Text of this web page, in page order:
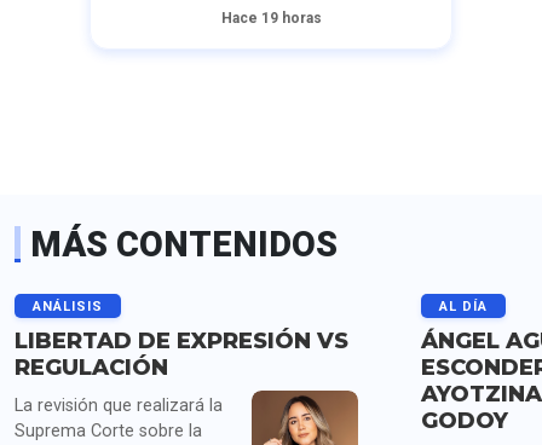
Hace 19 horas
MÁS CONTENIDOS
ANÁLISIS
LIBERTAD DE EXPRESIÓN VS
REGULACIÓN
La revisión que realizará la
Suprema Corte sobre la
AL DÍA
ÁNGEL
GODOY